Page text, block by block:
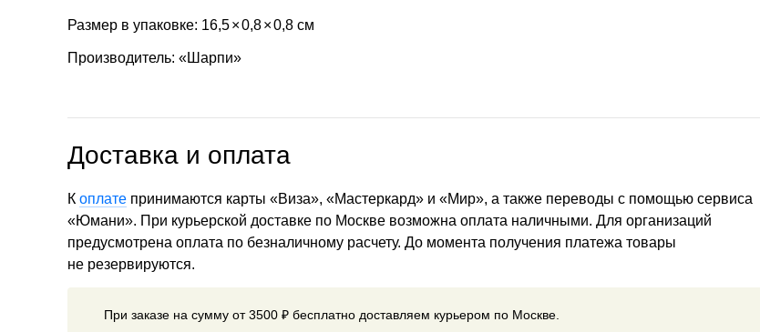
Размер в упаковке: 16,5×0,8×0,8 см
Производитель: «Шарпи»
Доставка и оплата
К оплате принимаются карты «Виза», «Мастеркард» и «Мир», а также переводы с помощью сервиса
«Юмани». При курьерской доставке по Москве возможна оплата наличными. Для организаций
предусмотрена оплата по безналичному расчету. До момента получения платежа товары
не резервируются.
При заказе на сумму от 3500 ₽ бесплатно доставляем курьером по Москве.